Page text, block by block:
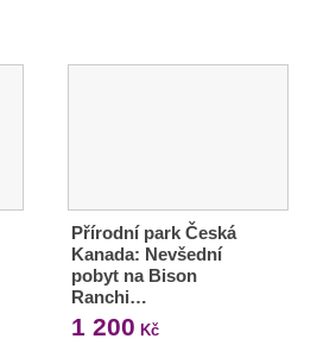
Přírodní park Česká
Kanada: Nevšední
pobyt na Bison
Ranchi…
1 200 Kč